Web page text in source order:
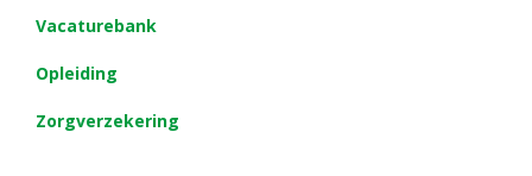
Vacaturebank
Opleiding
Zorgverzekering